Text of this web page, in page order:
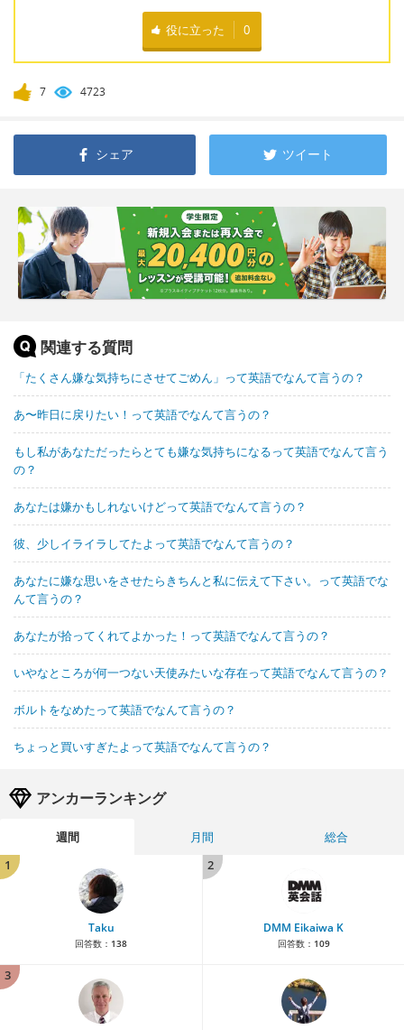
役に立った 0
7 4723
シェア ツイート
関連する質問
「たくさん嫌な気持ちにさせてごめん」って英語でなんて言うの？
あ〜昨日に戻りたい！って英語でなんて言うの？
もし私があなただったらとても嫌な気持ちになるって英語でなんて言う
の？
あなたは嫌かもしれないけどって英語でなんて言うの？
彼、少しイライラしてたよって英語でなんて言うの？
あなたに嫌な思いをさせたらきちんと私に伝えて下さい。って英語でな
んて言うの？
あなたが拾ってくれてよかった！って英語でなんて言うの？
いやなところが何一つない天使みたいな存在って英語でなんて言うの？
ボルトをなめたって英語でなんて言うの？
ちょっと買いすぎたよって英語でなんて言うの？
アンカーランキング
週間 月間
総合
1
Taku
回答数： 138
2
DMM Eikaiwa K
回答数： 109
3